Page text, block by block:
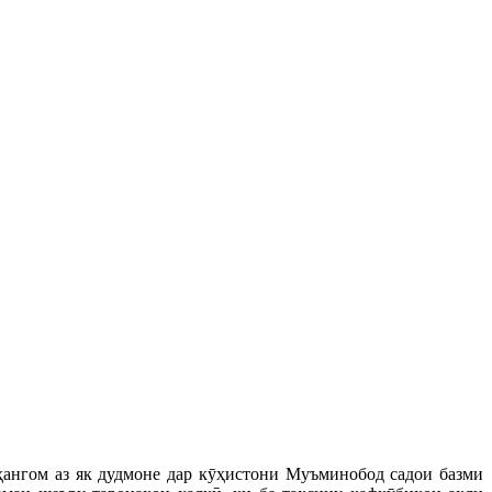
аз як дудмоне дар кӯҳистони Муъминобод садои базми